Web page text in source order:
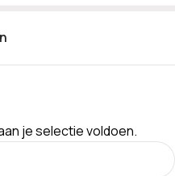
je selectie voldoen.